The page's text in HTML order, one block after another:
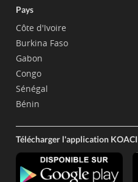
Pays
Côte d'Ivoire
Burkina Faso
Gabon
Congo
Sénégal
Bénin
Télécharger l'application KOACI